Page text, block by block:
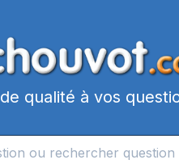
de qualité à vos